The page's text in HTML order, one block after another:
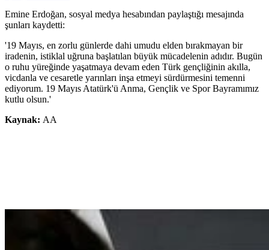
Emine Erdoğan, sosyal medya hesabından paylaştığı mesajında
şunları kaydetti:
'19 Mayıs, en zorlu günlerde dahi umudu elden bırakmayan bir
iradenin, istiklal uğruna başlatılan büyük mücadelenin adıdır. Bugün
o ruhu yüreğinde yaşatmaya devam eden Türk gençliğinin akılla,
vicdanla ve cesaretle yarınları inşa etmeyi sürdürmesini temenni
ediyorum. 19 Mayıs Atatürk'ü Anma, Gençlik ve Spor Bayramımız
kutlu olsun.'
Kaynak: AA